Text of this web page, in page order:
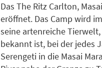
Das The Ritz Carlton,
eröffnet. Das Camp wird
seine artenreiche
bekannt ist, bei der jedes
Serengeti in die Masai